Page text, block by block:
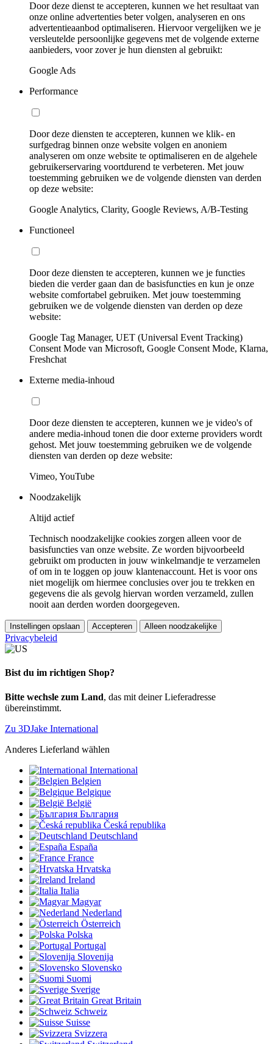
Door deze dienst te accepteren, kunnen we het resultaat van
onze online advertenties beter volgen, analyseren en ons
advertentieaanbod optimaliseren. Hiervoor vergelijken we je
versleutelde persoonlijke gegevens met de volgende externe
aanbieders, voor zover je hun diensten al gebruikt:
Google Ads
Performance
Door deze diensten te accepteren, kunnen we klik- en
surfgedrag binnen onze website volgen en anoniem
analyseren om onze website te optimaliseren en de algehele
gebruikerservaring voortdurend te verbeteren. Met jouw
toestemming gebruiken we de volgende diensten van derden
op deze website:
Google Analytics, Clarity, Google Reviews, A/B-Testing
Functioneel
Door deze diensten te accepteren, kunnen we je functies
bieden die verder gaan dan de basisfuncties en kun je onze
website comfortabel gebruiken. Met jouw toestemming
gebruiken we de volgende diensten van derden op deze
website:
Google Tag Manager, UET (Universal Event Tracking)
Consent Mode van Microsoft, Google Consent Mode, Klarna,
Freshchat
Externe media-inhoud
Door deze diensten te accepteren, kunnen we je video's of
andere media-inhoud tonen die door externe providers wordt
gehost. Met jouw toestemming gebruiken we de volgende
diensten van derden op deze website:
Vimeo, YouTube
Noodzakelijk
Altijd actief
Technisch noodzakelijke cookies zorgen alleen voor de
basisfuncties van onze website. Ze worden bijvoorbeeld
gebruikt om producten in jouw winkelmandje te verzamelen
of om in te loggen op jouw klantenaccount. Het is voor ons
niet mogelijk om hiermee conclusies over jou te trekken en
gegevens die als gevolg hiervan worden verzameld, zullen
nooit aan derden worden doorgegeven.
Instellingen opslaan Accepteren Alleen noodzakelijke
Privacybeleid
Bist du im richtigen Shop?
Bitte wechsle zum Land, das mit deiner Lieferadresse
übereinstimmt.
Zu 3DJake International
Anderes Lieferland wählen
International
Belgien
Belgique
België
България
Česká republika
Deutschland
España
France
Hrvatska
Ireland
Italia
Magyar
Nederland
Österreich
Polska
Portugal
Slovenija
Slovensko
Suomi
Sverige
Great Britain
Schweiz
Suisse
Svizzera